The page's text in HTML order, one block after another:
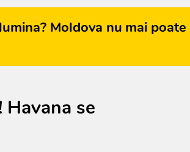
Moldova nu mai
se